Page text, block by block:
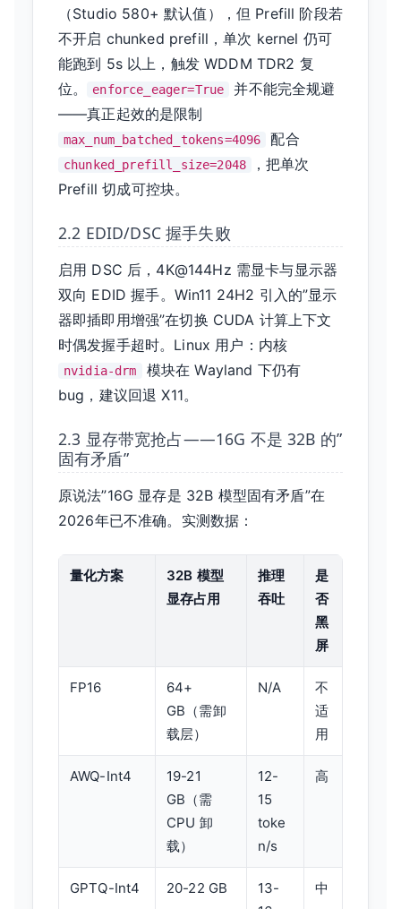
（Studio 580+ 默认值），但 Prefill 阶段若
不开启 chunked prefill，单次 kernel 仍可
能跑到 5s 以上，触发 WDDM TDR2 复
位。
enforce_eager=True
并不能完全规避
——真正起效的是限制
max_num_batched_tokens=4096 配合
chunked_prefill_size=2048
，把单次
Prefill 切成可控块。
2.2 EDID/DSC 握手失败
启用 DSC 后，4K@144Hz 需显卡与显示器
双向 EDID 握手。Win11 24H2 引入的”显示
器即插即用增强”在切换 CUDA 计算上下文
时偶发握手超时。Linux 用户：内核
nvidia-drm
模块在 Wayland 下仍有
bug，建议回退 X11。
2.3 显存带宽抢占——16G 不是 32B 的”
固有矛盾”
原说法”16G 显存是 32B 模型固有矛盾”在
2026年已不准确。实测数据：
量化方案
32B 模型
显存占用
推理
吞吐
是
否
黑
屏
FP16
64+
GB（需卸
载层）
N/A
不
适
用
AWQ-Int4
19-21
GB（需
CPU 卸
载）
12-
15
toke
n/s
高
GPTQ-Int4 20-22 GB
13-
中